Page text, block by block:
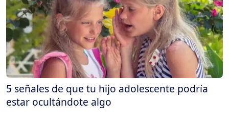
5 señales de que tu hijo adolescente podría
estar ocultándote algo